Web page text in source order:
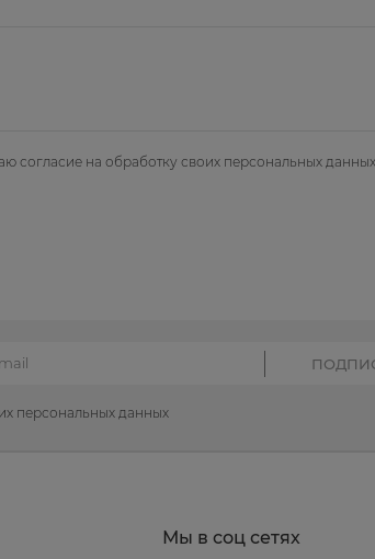
согласие на обработку своих персональных данных
персональных данных
Мы в соц сетях